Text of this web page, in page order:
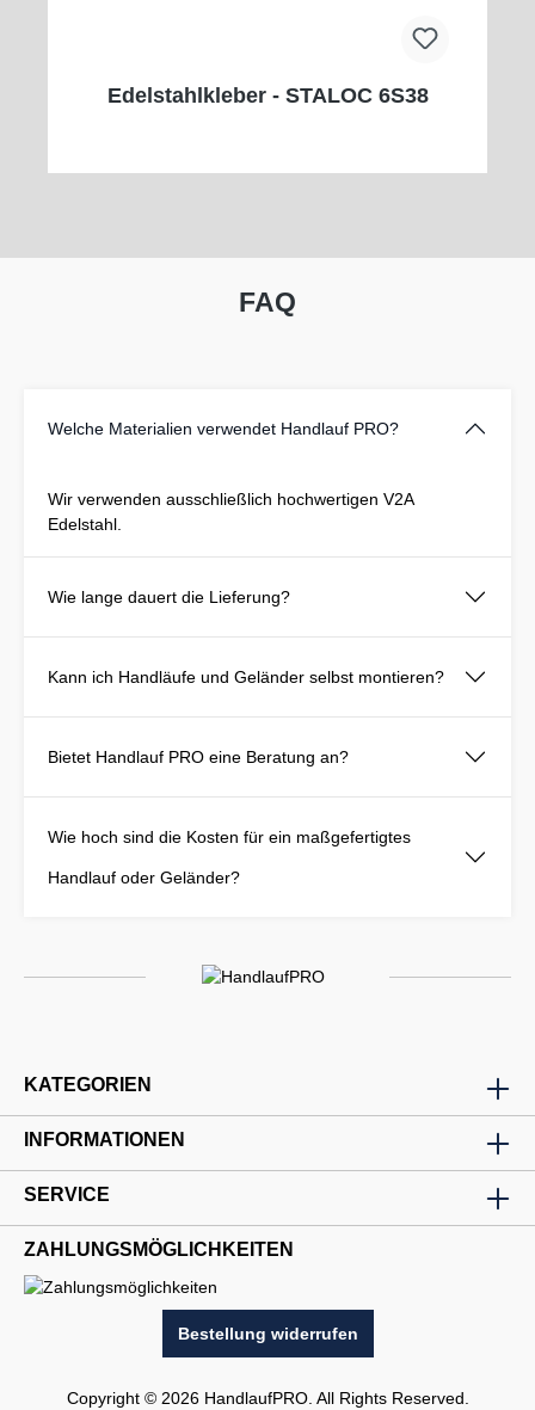
Edelstahlkleber - STALOC 6S38
FAQ
Welche Materialien verwendet Handlauf PRO?
Wir verwenden ausschließlich hochwertigen V2A
Edelstahl.
Wie lange dauert die Lieferung?
Kann ich Handläufe und Geländer selbst montieren?
Bietet Handlauf PRO eine Beratung an?
Wie hoch sind die Kosten für ein maßgefertigtes
Handlauf oder Geländer?
KATEGORIEN
INFORMATIONEN
SERVICE
ZAHLUNGSMÖGLICHKEITEN
Bestellung widerrufen
Copyright © 2026 HandlaufPRO. All Rights Reserved.